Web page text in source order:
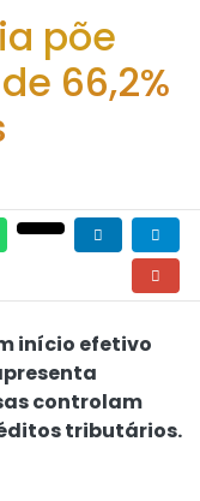
põe
66,2%
início efetivo
controlam
tributários.